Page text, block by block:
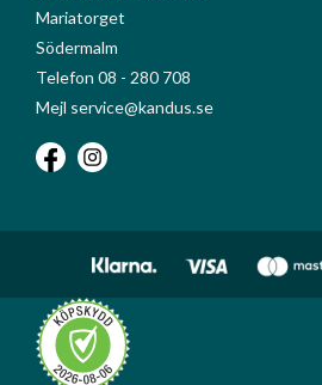
Mariatorget
Södermalm
Telefon 08 - 280 708
Mejl service@kandus.se